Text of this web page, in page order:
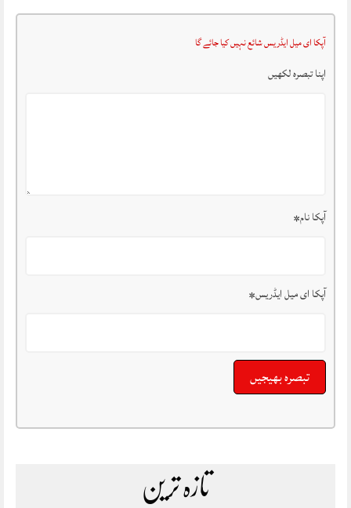
آپکا ای میل ایڈریس شائع نہیں کیا جائے گا
اپنا تبصرہ لکھیں
آپکا نام*
آپکا ای میل ایڈریس*
تازہ ترین